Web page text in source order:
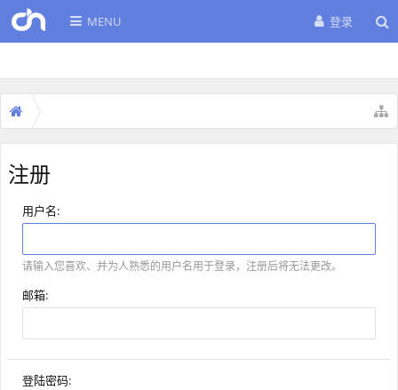
MENU 登录
注册
用户名:
请输入您喜欢、并为人熟悉的用户名用于登录，注册后将无法更改。
邮箱:
登陆密码: